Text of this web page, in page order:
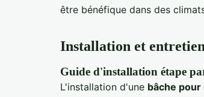
être bénéfique dans des
Installation et
Guide d'installation étape
L'installation d'une bâche pour